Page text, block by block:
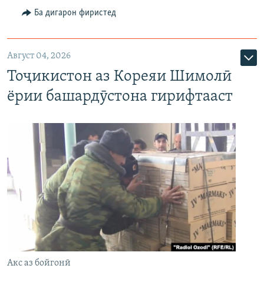
Ба дигарон фиристед
Август 04, 2026
Тоҷикистон аз Кореяи Шимолӣ
ёрии башардӯстона гирифтааст
Акс аз бойгонӣ